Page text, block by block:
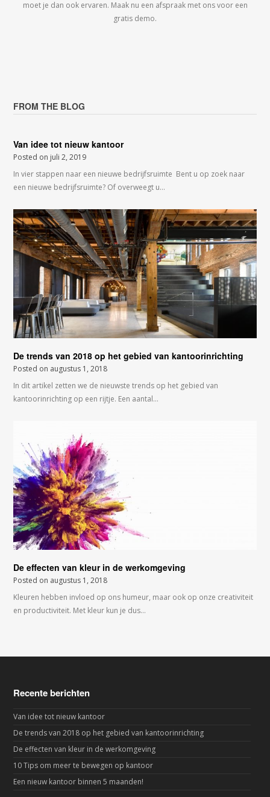
moet je dan ook ervaren. Maak nu een afspraak met ons voor een
gratis demo.
FROM THE BLOG
Van idee tot nieuw kantoor
Posted on juli 2, 2019
In vier stappen naar een nieuwe bedrijfsruimte Bent u op zoek naar
een nieuwe bedrijfsruimte? Of overweegt u…
De trends van 2018 op het gebied van kantoorinrichting
Posted on augustus 1, 2018
In dit artikel zetten we de nieuwste trends op het gebied van
kantoorinrichting op een rijtje. Een aantal…
De effecten van kleur in de werkomgeving
Posted on augustus 1, 2018
Kleuren hebben invloed op ons humeur, maar ook op onze creativiteit
en productiviteit. Met kleur kun je dus…
Recente berichten
Van idee tot nieuw kantoor
De trends van 2018 op het gebied van kantoorinrichting
De effecten van kleur in de werkomgeving
10 Tips om meer te bewegen op kantoor
Een nieuw kantoor binnen 5 maanden!